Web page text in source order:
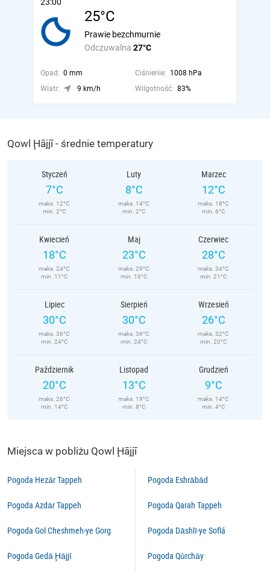
25°C
Odczuwalna 27°C
Prawie bezchmurnie
Opad: 0 mm Ciśnienie: 1008 hPa
Wiatr:
9 km/h Wilgotność: 83%
Qowl Ḩājjī - średnie temperatury
Styczeń
7°C
maks. 12°C
min. 2°C
Luty
8°C
maks. 14°C
min. 2°C
Marzec
12°C
maks. 18°C
min. 6°C
Kwiecień
18°C
maks. 24°C
min. 11°C
Maj
23°C
maks. 29°C
min. 16°C
Czerwiec
28°C
maks. 34°C
min. 21°C
Lipiec
30°C
maks. 36°C
min. 24°C
Sierpień
30°C
maks. 36°C
min. 24°C
Wrzesień
26°C
maks. 32°C
min. 20°C
Październik
20°C
maks. 26°C
min. 14°C
Listopad
13°C
maks. 19°C
min. 8°C
Grudzień
9°C
maks. 14°C
min. 4°C
Miejsca w pobliżu Qowl Ḩājjī
Pogoda Hezār Tappeh
Pogoda Azdār Tappeh
Pogoda Gol Cheshmeh-ye Gorg
Pogoda Gedā Ḩājjī
Pogoda Eshrābād
Pogoda Qarah Tappeh
Pogoda Dāshlī-ye Soflá
Pogoda Qūrchāy